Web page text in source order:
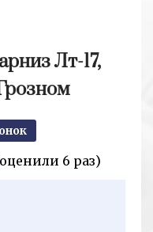
Лт-17,
6 раз)